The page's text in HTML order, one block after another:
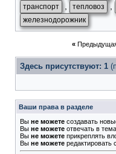
транспорт тепловоз
железнодорожник
«
Здесь присутствуют: 1
Ваши права в разделе
Вы не можете создавать
Вы не можете отвечать в
Вы не можете прикреплять
Вы не можете редактировать